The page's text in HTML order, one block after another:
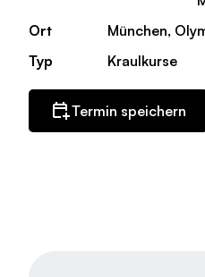
Ort
München,
Typ
Kraulkurse
Termin speichern